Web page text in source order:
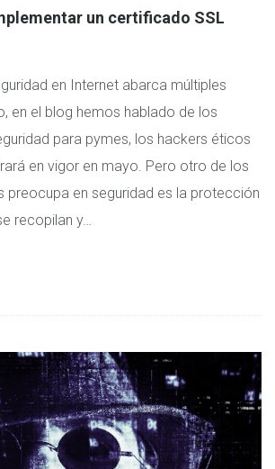
un certificado SSL
en Internet abarca múltiples
en el blog hemos hablado de los
para pymes, los hackers éticos
en vigor en mayo. Pero otro de los
preocupa en seguridad es la protección
recopilan y…